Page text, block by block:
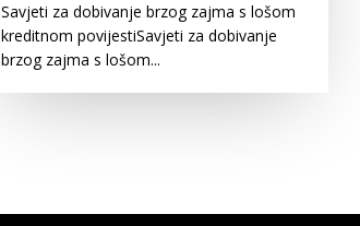
Savjeti za dobivanje brzog zajma s lošom
kreditnom povijestiSavjeti za dobivanje
brzog zajma s lošom...